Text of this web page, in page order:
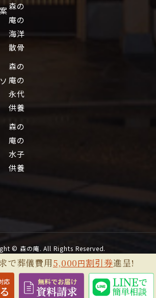
森の
庵の
海洋
散骨
森の
庵の
永代
供養
森の
庵の
水子
供養
© 森の庵. All Rights Reserved.
で葬儀費用5,000円割引券進呈!